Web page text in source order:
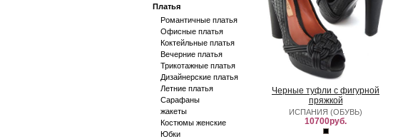
Платья
Романтичные платья
Офисные платья
Коктейльные платья
Вечерние платья
Трикотажные платья
Дизайнерские платья
Летние платья
Сарафаны
жакеты
Костюмы женские
Юбки
Черные туфли с фигурной
пряжкой
ИСПАНИЯ (ОБУВЬ)
10700руб.